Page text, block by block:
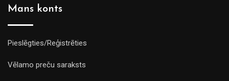
Mans konts
Pieslēgties/Reģistrēties
Vēlamo preču saraksts